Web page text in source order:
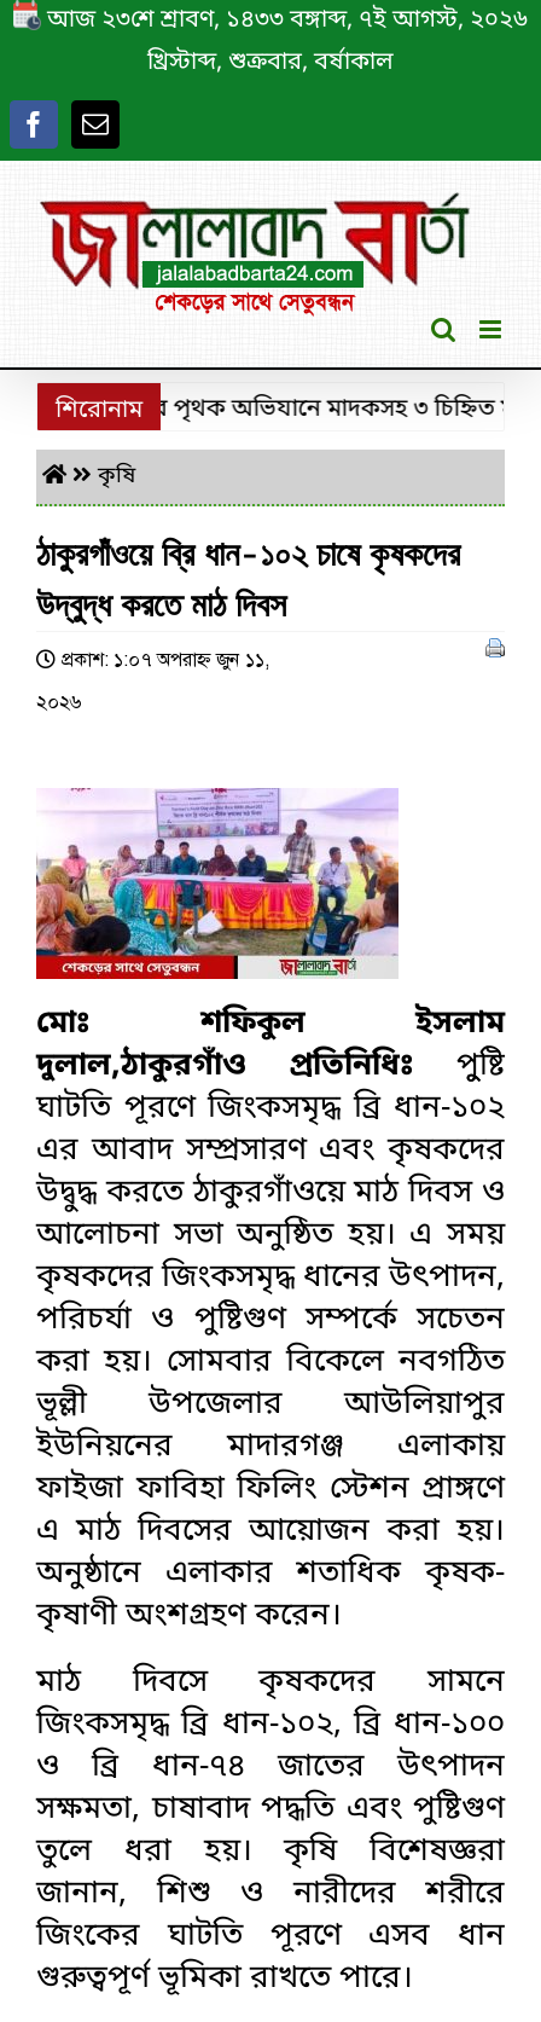
Skip
content
আজ ২৩শে শ্রাবণ, ১৪৩৩ বঙ্গাব্দ, ৭ই আগস্ট, ২০২৬
খ্রিস্টাব্দ, শুক্রবার, বর্ষাকাল
শিরোনাম
ডিবির পৃথক অভিযানে মাদকসহ ৩ চিহ্নিত মাদক
কৃষি
ঠাকুরগাঁওয়ে ব্রি ধান-১০২ চাষে কৃষকদের
উদ্বুদ্ধ করতে মাঠ দিবস
প্রকাশ: ১:০৭ অপরাহ্ণ জুন ১১,
২০২৬
মোঃ শফিকুল ইসলাম
দুলাল,ঠাকুরগাঁও প্রতিনিধিঃ পুুষ্টি
ঘাটতি পূরণে জিংকসমৃদ্ধ ব্রি ধান-১০২
এর আবাদ সম্প্রসারণ এবং কৃষকদের
উদ্বুদ্ধ করতে ঠাকুরগাঁওয়ে মাঠ দিবস ও
আলোচনা সভা অনুষ্ঠিত হয়। এ সময়
কৃষকদের জিংকসমৃদ্ধ ধানের উৎপাদন,
পরিচর্যা ও পুষ্টিগুণ সম্পর্কে সচেতন
করা হয়। সোমবার বিকেলে নবগঠিত
ভূল্লী উপজেলার আউলিয়াপুর
ইউনিয়নের মাদারগঞ্জ এলাকায়
ফাইজা ফাবিহা ফিলিং স্টেশন প্রাঙ্গণে
এ মাঠ দিবসের আয়োজন করা হয়।
অনুষ্ঠানে এলাকার শতাধিক কৃষক-
কৃষাণী অংশগ্রহণ করেন।
মাঠ দিবসে কৃষকদের সামনে
জিংকসমৃদ্ধ ব্রি ধান-১০২, ব্রি ধান-১০০
ও ব্রি ধান-৭৪ জাতের উৎপাদন
সক্ষমতা, চাষাবাদ পদ্ধতি এবং পুষ্টিগুণ
তুলে ধরা হয়। কৃষি বিশেষজ্ঞরা
জানান, শিশু ও নারীদের শরীরে
জিংকের ঘাটতি পূরণে এসব ধান
গুরুত্বপূর্ণ ভূমিকা রাখতে পারে।